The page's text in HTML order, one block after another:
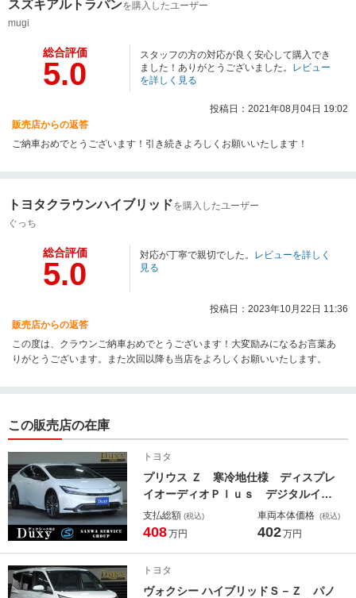
スズキアルトラパンを購入したユーザー
mugi
総合評価
5.0
スタッフの方の対応が良く安心して購入でき
ました！ありがとうございました。 レビュー
を詳しく見る
投稿日：2021年08月04日 19:02
販売店からの返答
ご納車おめでとうございます！引き続きよろしくお願いいたします！
トヨタクラウンハイブリッドを購入したユーザー
ぐっち
総合評価
5.0
対応が丁寧で親切でした。 レビューを詳しく
見る
投稿日：2023年10月22日 11:36
販売店からの返答
この度は、クラウンご納車おめでとうございます！大変励みになるお言葉あ
りがとうございます。また次回以降も当店をよろしくお願いいたします。
この販売店の在庫
トヨタ
プリウス Ｚ 寒冷地仕様 ディスプレ
イオーディオＰｌｕｓ デジタルイン
ナーミラー パノラミックビューモニ
ター シートヒーター パワーシー
Ｉ ＥＴＣ
支払総額 (税込)
408万円
車両本体価格 (税込)
402万円
トヨタ
ヴォクシー ハイブリッドＳ－Ｚ パノ